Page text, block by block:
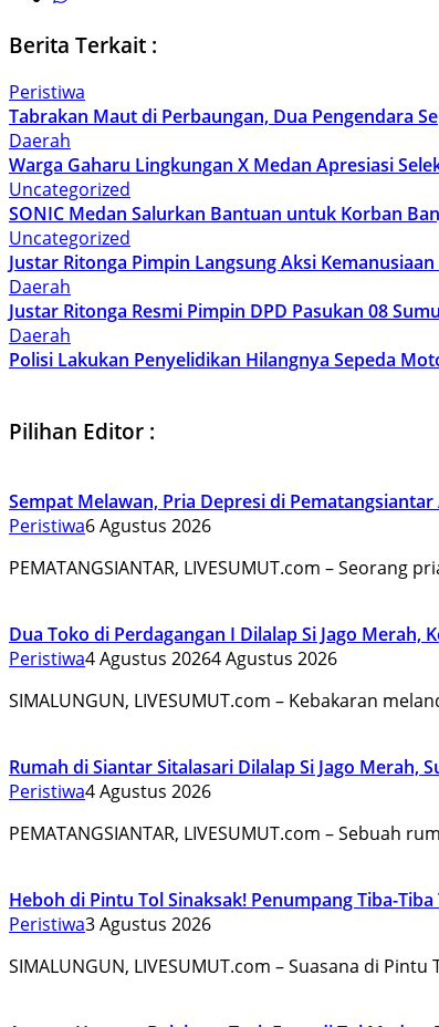
Berita Terkait :
Peristiwa
Tabrakan Maut di Perbaungan, Dua Pengendara
Daerah
Warga Gaharu Lingkungan X Medan Apresiasi
Uncategorized
SONIC Medan Salurkan Bantuan untuk Korban
Uncategorized
Justar Ritonga Pimpin Langsung Aksi
Daerah
Justar Ritonga Resmi Pimpin DPD Pasukan 08
Daerah
Polisi Lakukan Penyelidikan Hilangnya Sepeda
Pilihan Editor :
Sempat Melawan, Pria Depresi di
Peristiwa6 Agustus 2026
PEMATANGSIANTAR, LIVESUMUT.com – Seorang
Dua Toko di Perdagangan I Dilalap Si Jago Merah,
Peristiwa4 Agustus 20264 Agustus 2026
SIMALUNGUN, LIVESUMUT.com – Kebakaran
Rumah di Siantar Sitalasari Dilalap Si Jago Merah,
Peristiwa4 Agustus 2026
PEMATANGSIANTAR, LIVESUMUT.com – Sebuah
Heboh di Pintu Tol Sinaksak! Penumpang Tiba-
Peristiwa3 Agustus 2026
SIMALUNGUN, LIVESUMUT.com – Suasana di Pintu